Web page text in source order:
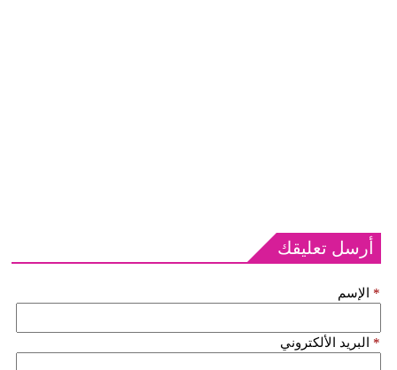
أرسل تعليقك
الإسم *
البريد الألكتروني *